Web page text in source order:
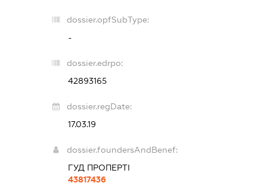
dossier.opfSubType:
-
dossier.edrpo:
42893165
dossier.regDate:
17.03.19
dossier.foundersAndBenef:
ГУД ПРОПЕРТІ
43817436